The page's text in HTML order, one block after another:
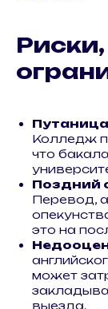
Колледж
что
Поздний
Перевод,
это на
может
выезда.